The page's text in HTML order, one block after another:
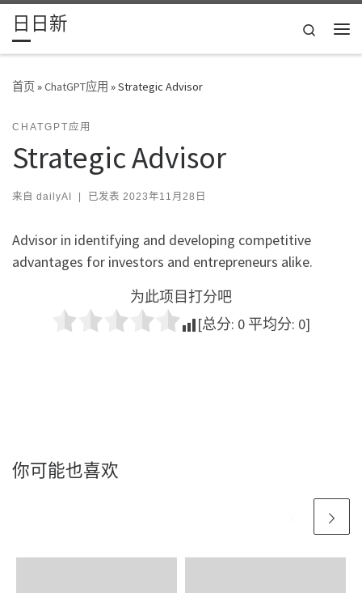
Skip to content
日日新
Search
首页»ChatGPT应用 »Strategic Advisor
CHATGPT应用
Strategic Advisor
来自 dailyAI | 已发表 2023年11月28日
Advisor in identifying and developing competitive
advantages for investors and entrepreneurs alike.
为此项目打分吧
[总分: 0 平均分: 0]
你可能也喜欢